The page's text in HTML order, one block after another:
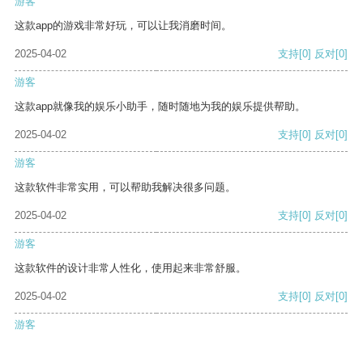
这款app的游戏非常好玩，可以让我消磨时间。
2025-04-02 支持[0] 反对[0]
游客
这款app就像我的娱乐小助手，随时随地为我的娱乐提供帮助。
2025-04-02 支持[0] 反对[0]
游客
这款软件非常实用，可以帮助我解决很多问题。
2025-04-02 支持[0] 反对[0]
游客
这款软件的设计非常人性化，使用起来非常舒服。
2025-04-02 支持[0] 反对[0]
游客